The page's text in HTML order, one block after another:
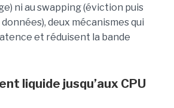
ni au swapping (éviction puis
deux mécanismes qui
et réduisent la bande
liquide jusqu’aux CPU